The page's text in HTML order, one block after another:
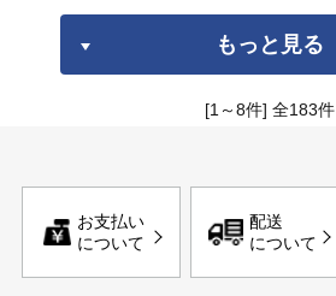
もっと見る
[1～8件] 全183件
お支払い
について
配送
について